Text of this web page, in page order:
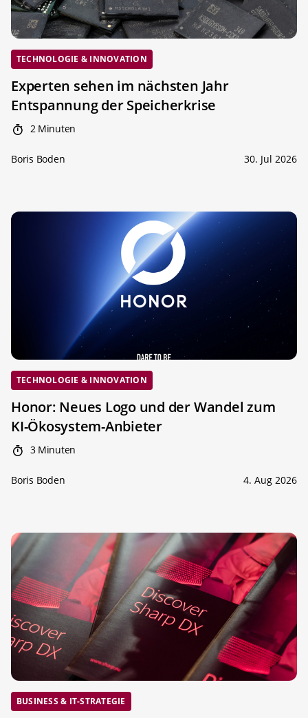
TECHNOLOGIE & INNOVATION
Experten sehen im nächsten Jahr
Entspannung der Speicherkrise
2 Minuten
Boris Boden 30. Jul 2026
TECHNOLOGIE & INNOVATION
Honor: Neues Logo und der Wandel zum
KI-Ökosystem-Anbieter
3 Minuten
Boris Boden 4. Aug 2026
BUSINESS & IT-STRATEGIE